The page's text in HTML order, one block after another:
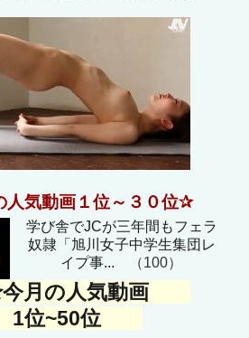
人気動画１位～３０位✰
学び舎でJCが三年間もフェラ
奴隷「旭川女子中学生集団レ
イプ事... （100）
の人気動画
1位~50位